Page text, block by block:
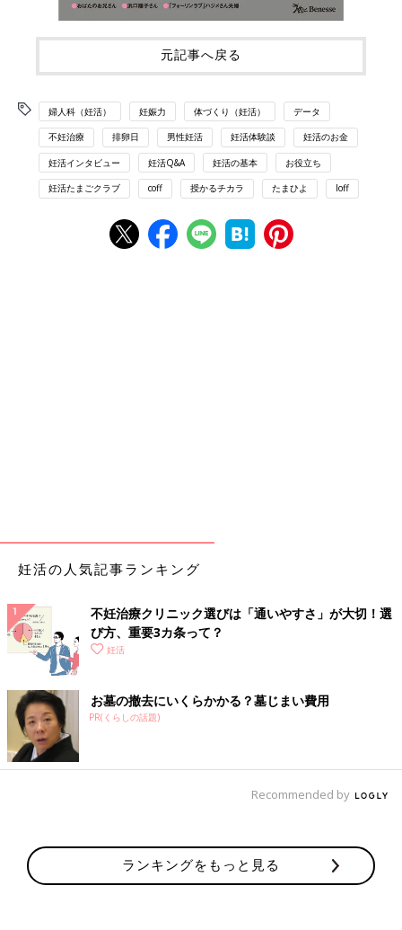
元記事へ戻る
婦人科（妊活） 妊娠力 体づくり（妊活） データ
不妊治療 排卵日 男性妊活 妊活体験談 妊活のお金
妊活インタビュー 妊活Q&A 妊活の基本 お役立ち
妊活たまごクラブ coff 授かるチカラ たまひよ loff
妊活の人気記事ランキング
不妊治療クリニック選びは「通いやすさ」が大切！選
び方、重要3カ条って？
妊活
お墓の撤去にいくらかかる？墓じまい費用
PR(くらしの話題)
Recommended by
ランキングをもっと見る